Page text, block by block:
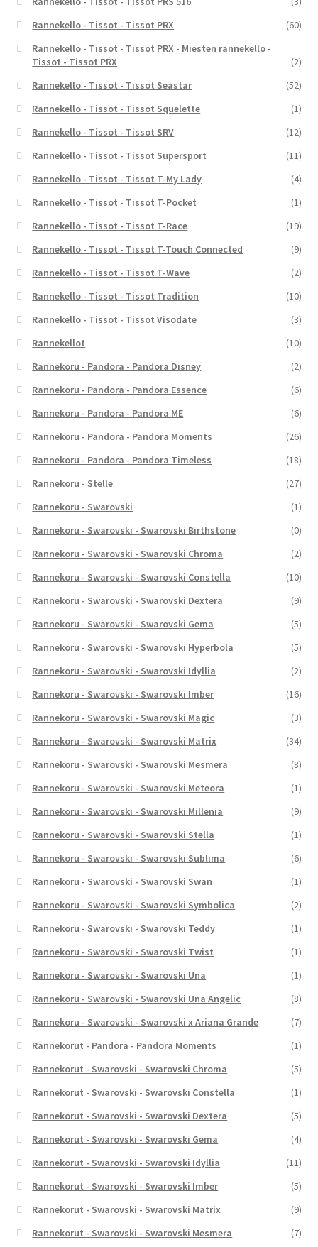
Rannekello - Tissot - Tissot PRX
(60)
Rannekello - Tissot - Tissot PRX - Miesten rannekello -
Tissot - Tissot PRX
(2)
Rannekello - Tissot - Tissot Seastar
(52)
Rannekello - Tissot - Tissot Squelette
(1)
Rannekello - Tissot - Tissot SRV
(12)
Rannekello - Tissot - Tissot Supersport
(11)
Rannekello - Tissot - Tissot T-My Lady
(4)
Rannekello - Tissot - Tissot T-Pocket
(1)
Rannekello - Tissot - Tissot T-Race
(19)
Rannekello - Tissot - Tissot T-Touch Connected
(9)
Rannekello - Tissot - Tissot T-Wave
(2)
Rannekello - Tissot - Tissot Tradition
(10)
Rannekello - Tissot - Tissot Visodate
(3)
Rannekellot
(10)
Rannekoru - Pandora - Pandora Disney
(2)
Rannekoru - Pandora - Pandora Essence
(6)
Rannekoru - Pandora - Pandora ME
(6)
Rannekoru - Pandora - Pandora Moments
(26)
Rannekoru - Pandora - Pandora Timeless
(18)
Rannekoru - Stelle
(27)
Rannekoru - Swarovski
(1)
Rannekoru - Swarovski - Swarovski Birthstone
(0)
Rannekoru - Swarovski - Swarovski Chroma
(2)
Rannekoru - Swarovski - Swarovski Constella
(10)
Rannekoru - Swarovski - Swarovski Dextera
(9)
Rannekoru - Swarovski - Swarovski Gema
(5)
Rannekoru - Swarovski - Swarovski Hyperbola
(5)
Rannekoru - Swarovski - Swarovski Idyllia
(2)
Rannekoru - Swarovski - Swarovski Imber
(16)
Rannekoru - Swarovski - Swarovski Magic
(3)
Rannekoru - Swarovski - Swarovski Matrix
(34)
Rannekoru - Swarovski - Swarovski Mesmera
(8)
Rannekoru - Swarovski - Swarovski Meteora
(1)
Rannekoru - Swarovski - Swarovski Millenia
(9)
Rannekoru - Swarovski - Swarovski Stella
(1)
Rannekoru - Swarovski - Swarovski Sublima
(6)
Rannekoru - Swarovski - Swarovski Swan
(1)
Rannekoru - Swarovski - Swarovski Symbolica
(2)
Rannekoru - Swarovski - Swarovski Teddy
(1)
Rannekoru - Swarovski - Swarovski Twist
(1)
Rannekoru - Swarovski - Swarovski Una
(1)
Rannekoru - Swarovski - Swarovski Una Angelic
(8)
Rannekoru - Swarovski - Swarovski x Ariana Grande
(7)
Rannekorut - Pandora - Pandora Moments
(1)
Rannekorut - Swarovski - Swarovski Chroma
(5)
Rannekorut - Swarovski - Swarovski Constella
(1)
Rannekorut - Swarovski - Swarovski Dextera
(5)
Rannekorut - Swarovski - Swarovski Gema
(4)
Rannekorut - Swarovski - Swarovski Idyllia
(11)
Rannekorut - Swarovski - Swarovski Imber
(5)
Rannekorut - Swarovski - Swarovski Matrix
(9)
Rannekorut - Swarovski - Swarovski Mesmera
(7)